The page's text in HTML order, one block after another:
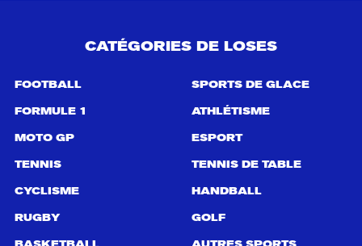
CATÉGORIES DE LOSES
FOOTBALL
FORMULE 1
MOTO GP
TENNIS
CYCLISME
RUGBY
SPORTS DE GLACE
ATHLÉTISME
ESPORT
TENNIS DE TABLE
HANDBALL
GOLF